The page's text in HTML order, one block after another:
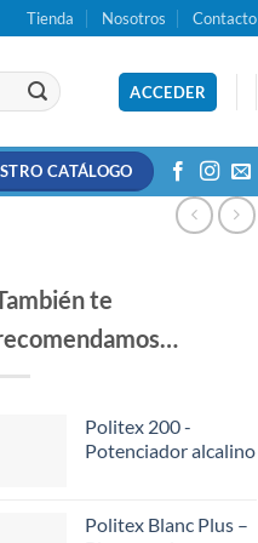
Tienda Nosotros Contacto
ACCEDER
CATÁLOGO
te
Politex 200 -
Potenciador alcalino
Politex Blanc Plus –